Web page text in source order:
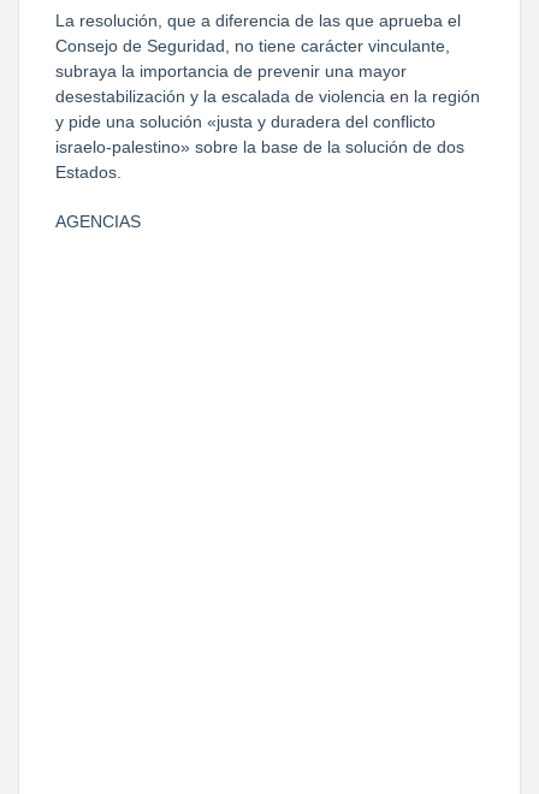
La resolución, que a diferencia de las que aprueba el
Consejo de Seguridad, no tiene carácter vinculante,
subraya la importancia de prevenir una mayor
desestabilización y la escalada de violencia en la región
y pide una solución «justa y duradera del conflicto
israelo-palestino» sobre la base de la solución de dos
Estados.
AGENCIAS